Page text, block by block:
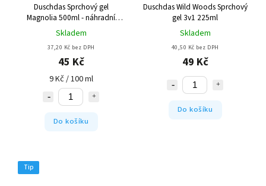
Duschdas Sprchový gel
Magnolia 500ml - náhradní
náplň
Skladem
37,20 Kč bez DPH
45 Kč
9 Kč / 100 ml
Do košíku
Duschdas Wild Woods Sprchový
gel 3v1 225ml
Skladem
40,50 Kč bez DPH
49 Kč
Do košíku
Tip